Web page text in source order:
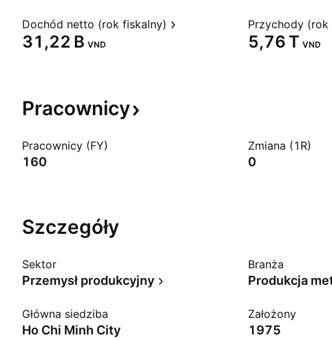
Dochód netto (rok fiskalny)
‪31,22 B‬ VND
Przychody (rok
‪5,76 T‬ VND
Pracownicy
Pracownicy (FY)
160
Zmiana (1R)
0
Szczegóły
Sektor
Przemysł produkcyjny
Branża
Produkcja
Główna siedziba
Ho Chi Minh City
Założony
1975